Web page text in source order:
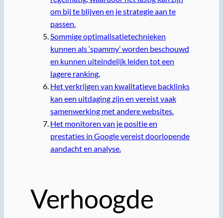
om bij te blijven en je strategie aan te
passen.
Sommige optimalisatietechnieken
kunnen als ‘spammy’ worden beschouwd
en kunnen uiteindelijk leiden tot een
lagere ranking.
Het verkrijgen van kwalitatieve backlinks
kan een uitdaging zijn en vereist vaak
samenwerking met andere websites.
Het monitoren van je positie en
prestaties in Google vereist doorlopende
aandacht en analyse.
Verhoogde